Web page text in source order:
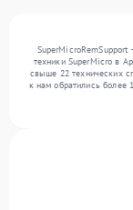
техники SuperMicro в
свыше 22 технических
к нам обратились более
Ежемесячно в
беремся за задачи